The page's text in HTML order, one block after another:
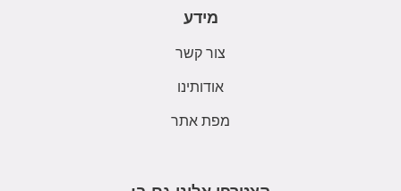
מידע
צור קשר
אודותינו
מפת אתר